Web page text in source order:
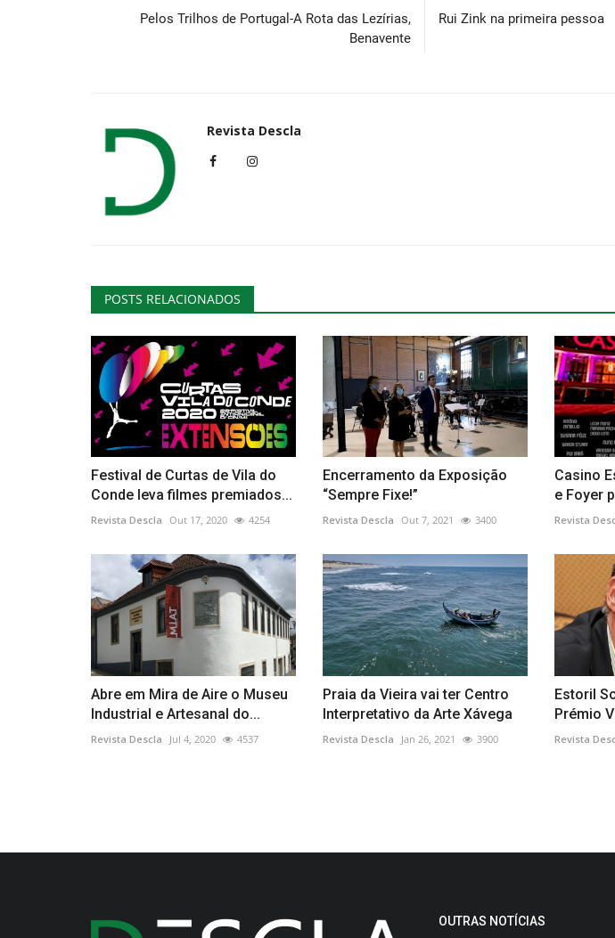
Pelos Trilhos de Portugal-A Rota das Lezírias,
Benavente
Rui Zink na primeira pessoa
Revista Descla
POSTS RELACIONADOS
Festival de Curtas de Vila do
Conde leva filmes premiados...
Revista Descla Out 17, 2020 4254
Encerramento da Exposição
“Sempre Fixe!”
Revista Descla Out 7, 2021 3400
Casino
e Foyer
Revista
Abre em Mira de Aire o Museu
Industrial e Artesanal do...
Revista Descla Jul 4, 2020 4537
Praia da Vieira vai ter Centro
Interpretativo da Arte Xávega
Revista Descla Jan 26, 2021 3900
Estoril
Prémio
Revista
Educação
Ciência em Portugal: um ensaio sobre
paixão e precariedade
Revista Descla Ago 18, 2021 4980
Município de Vila
o Dia dos Avós
Revista Descla Jul 20, 2023
OUTRAS NOTÍCIAS